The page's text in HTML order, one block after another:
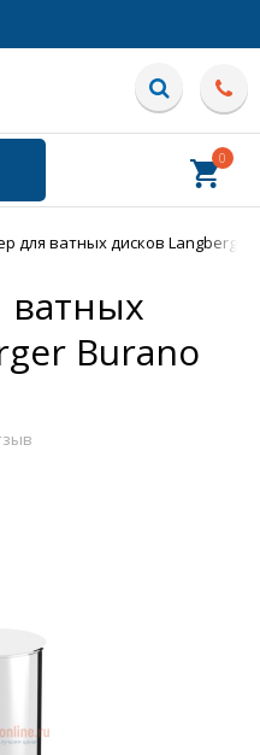
0
для ватных дисков Langberger
ватных
Burano